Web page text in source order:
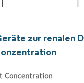
zur renalen